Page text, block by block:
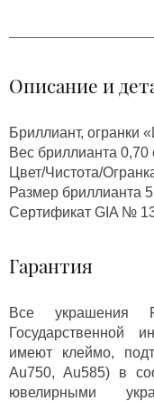
Описание и
Бриллиант, огранки
Вес бриллианта 0,70
Цвет/Чистота/
Размер бриллианта
Сертификат GIA №
Гарантия
Все украшения
Государственной
имеют клеймо,
Au750, Au585) в
ювелирными